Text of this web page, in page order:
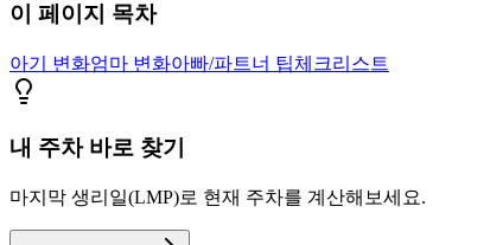
이 페이지 목차
아기 변화엄마 변화아빠/파트너 팁체크리스트
내 주차 바로 찾기
마지막 생리일(LMP)로 현재 주차를 계산해보세요.